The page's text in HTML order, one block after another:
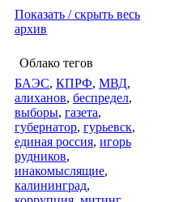
Показать / скрыть весь
архив
Облако тегов
БАЭС, КПРФ, МВД,
алиханов, беспредел,
выборы, газета,
губернатор, гурьевск,
единая россия, игорь
рудников,
инакомыслящие,
калининград,